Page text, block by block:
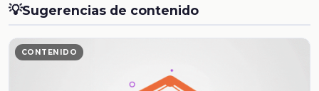
💡Sugerencias de contenido
CONTENIDO